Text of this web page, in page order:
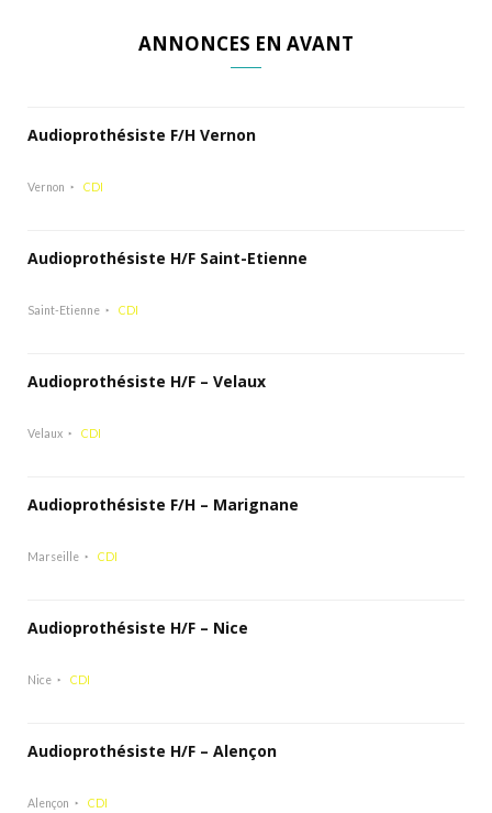
ANNONCES EN AVANT
Audioprothésiste F/H Vernon
Vernon CDI
Audioprothésiste H/F Saint-Etienne
Saint-Etienne CDI
Audioprothésiste H/F – Velaux
Velaux CDI
Audioprothésiste F/H – Marignane
Marseille CDI
Audioprothésiste H/F – Nice
Nice CDI
Audioprothésiste H/F – Alençon
Alençon CDI